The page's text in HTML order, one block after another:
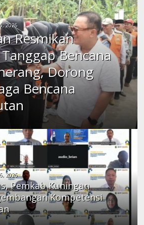
2026
Resmikan
Bencana
Dorong
Bencana
2026
Pemkab Kuningan
Kompetensi